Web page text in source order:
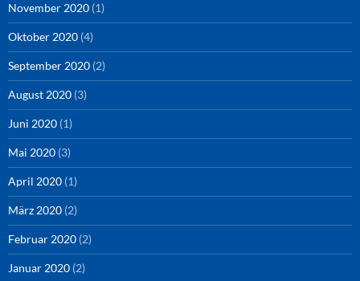
November 2020 (1)
Oktober 2020 (4)
September 2020 (2)
August 2020 (3)
Juni 2020 (1)
Mai 2020 (3)
April 2020 (1)
März 2020 (2)
Februar 2020 (2)
Januar 2020 (2)